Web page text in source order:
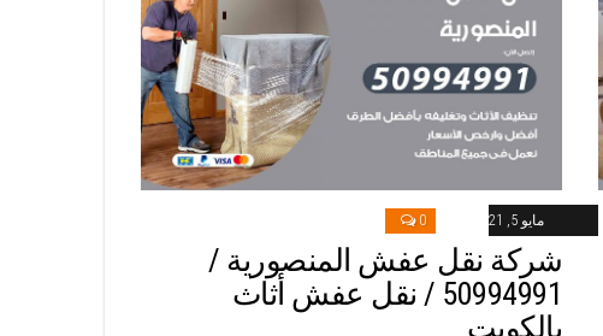
مايو 5, 2021 0
شركة نقل عفش المنصورية /
50994991 / نقل عفش أثاث
بالكويت